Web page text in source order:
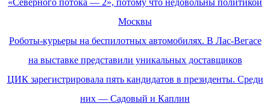
«Северного потока — 2», потому что недовольны политикой
Москвы
Роботы-курьеры на беспилотных автомобилях. В Лас-Вегасе
на выставке представили уникальных доставщиков
ЦИК зарегистрировала пять кандидатов в президенты. Среди
них — Садовый и Каплин